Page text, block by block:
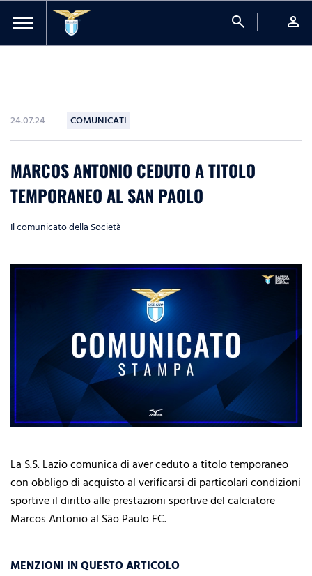
search person
24.07.24 COMUNICATI
MARCOS ANTONIO CEDUTO A TITOLO
TEMPORANEO AL SAN PAOLO
Il comunicato della Società
La S.S. Lazio comunica di aver ceduto a titolo temporaneo
con obbligo di acquisto al verificarsi di particolari condizioni
sportive il diritto alle prestazioni sportive del calciatore
Marcos Antonio al São Paulo FC.
MENZIONI IN QUESTO ARTICOLO